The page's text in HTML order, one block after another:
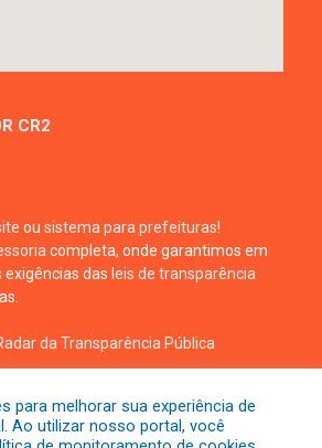
CR2
ou sistema para prefeituras!
completa, onde garantimos em
das leis de transparência
da Transparência Pública
para melhorar sua experiência de
Ao utilizar nosso portal, você